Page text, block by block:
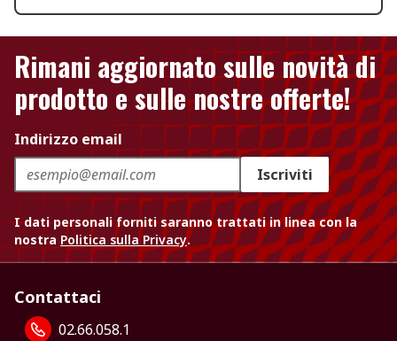
Rimani aggiornato sulle novità di
prodotto e sulle nostre offerte!
Indirizzo email
Iscriviti
I dati personali forniti saranno trattati in linea con la
nostra Politica sulla Privacy.
Contattaci
02.66.058.1